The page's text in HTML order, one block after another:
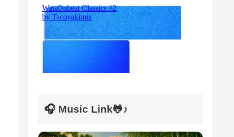
🎧 Music Link🐸♪